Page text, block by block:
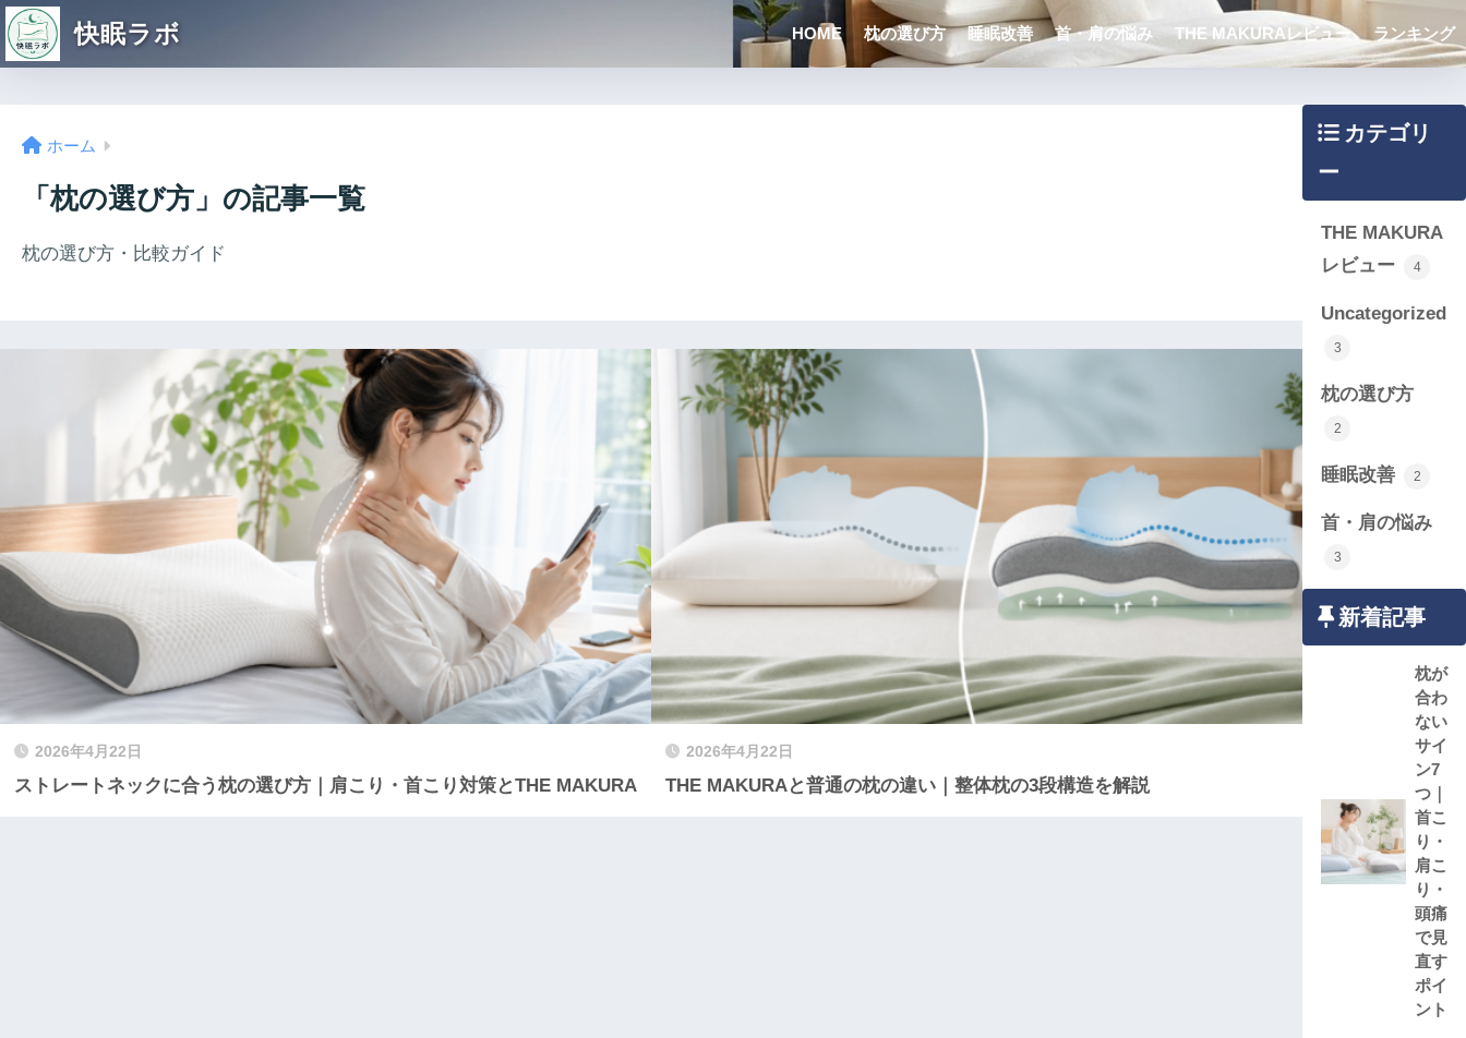
快眠ラボ HOME 枕の選び方 睡眠改善 首・肩の悩み THE MAKURAレビュー ランキング
ホーム
「枕の選び方」の記事一覧
枕の選び方・比較ガイド
2026年4月22日
ストレートネックに合う枕の選び方｜肩こり・首こり対策とTHE MAKURA
2026年4月22日
THE MAKURAと普通の枕の違い｜整体枕の3段構造を解説
カテゴリ
ー
THE MAKURA
レビュー
4
Uncategorized
3
枕の選び方
2
睡眠改善 2
首・肩の悩み
3
新着記事
枕が
合わ
ない
サイ
ン7
つ｜
首こ
り・
肩こ
り・
頭痛
で見
直す
ポイ
ント